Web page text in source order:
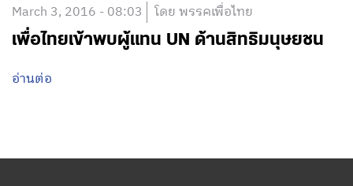
March 3, 2016 - 08:03 โดย พรรคเพื่อไทย
เพื่อไทยเข้าพบผู้แทน UN ด้านสิทธิมนุษยชน
อ่านต่อ